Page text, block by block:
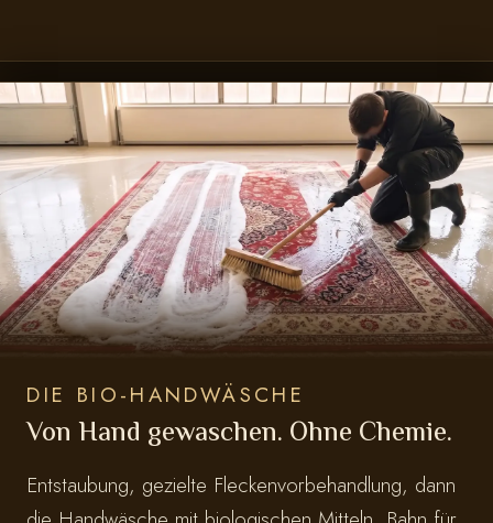
DIE BIO-HANDWÄSCHE
Von Hand gewaschen. Ohne Chemie.
Entstaubung, gezielte Fleckenvorbehandlung, dann